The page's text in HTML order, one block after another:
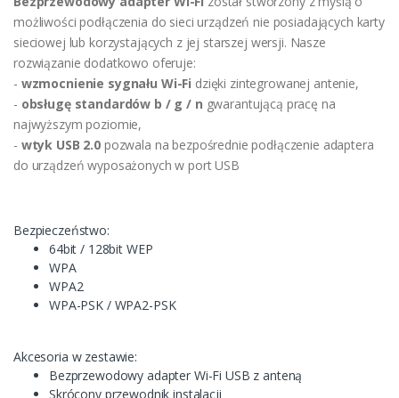
możliwości podłączenia do sieci urządzeń nie posiadających karty
sieciowej lub korzystających z jej starszej wersji. Nasze
rozwiązanie dodatkowo oferuje:
- wzmocnienie sygnału Wi-Fi dzięki zintegrowanej antenie,
- obsługę standardów b / g / n gwarantującą pracę na
najwyższym poziomie,
- wtyk USB 2.0 pozwala na bezpośrednie podłączenie adaptera
do urządzeń wyposażonych w port USB
Bezpieczeństwo:
64bit / 128bit WEP
WPA
WPA2
WPA-PSK / WPA2-PSK
Akcesoria w zestawie:
Bezprzewodowy adapter Wi-Fi USB z anteną
Skrócony przewodnik instalacji